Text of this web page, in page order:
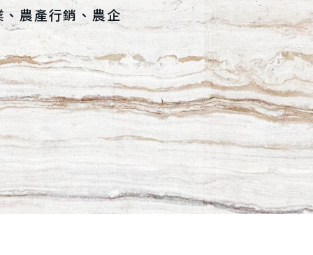
農產行銷、農企